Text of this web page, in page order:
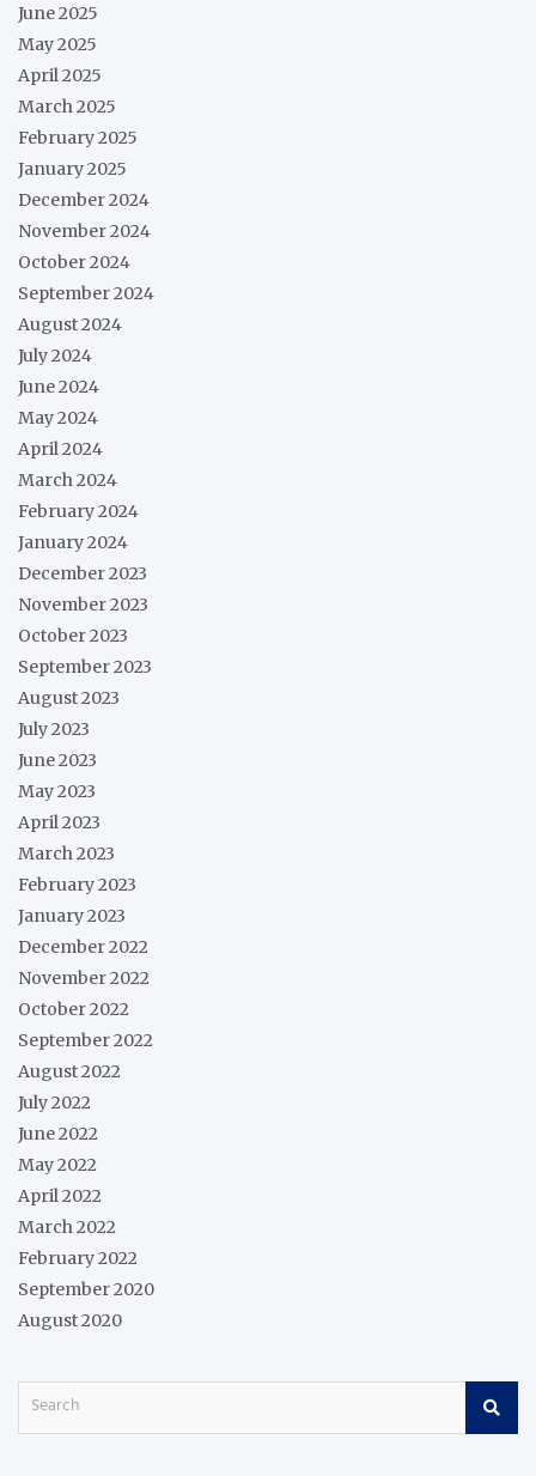
June 2025
May 2025
April 2025
March 2025
February 2025
January 2025
December 2024
November 2024
October 2024
September 2024
August 2024
July 2024
June 2024
May 2024
April 2024
March 2024
February 2024
January 2024
December 2023
November 2023
October 2023
September 2023
August 2023
July 2023
June 2023
May 2023
April 2023
March 2023
February 2023
January 2023
December 2022
November 2022
October 2022
September 2022
August 2022
July 2022
June 2022
May 2022
April 2022
March 2022
February 2022
September 2020
August 2020